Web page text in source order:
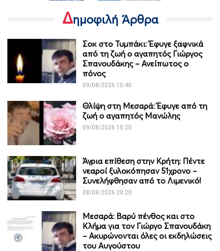
Δημοφιλή Άρθρα
Σοκ στο Τυμπάκι: Έφυγε ξαφνικά
από τη ζωή ο αγαπητός Γιώργος
Σπανουδάκης – Ανείπωτος ο
πόνος
09/08/2026 10:40
Θλίψη στη Μεσαρά: Έφυγε από τη
ζωή ο αγαπητός Μανώλης
09/08/2026 10:20
Άγρια επίθεση στην Κρήτη: Πέντε
νεαροί ξυλοκόπησαν 51χρονο –
Συνελήφθησαν από το Λιμενικό!
08/08/2026 20:20
Μεσαρά: Βαρύ πένθος και στο
Κλήμα για τον Γιώργο Σπανουδάκη
– Ακυρώνονται όλες οι εκδηλώσεις
του Αυγούστου